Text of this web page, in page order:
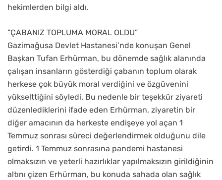
hekimlerden bilgi aldı.
“ÇABANIZ TOPLUMA MORAL OLDU”
Gazimağusa Devlet Hastanesi’nde konuşan Genel
Başkan Tufan Erhürman, bu dönemde sağlık alanında
çalışan insanların gösterdiği çabanın toplum olarak
herkese çok büyük moral verdiğini ve özgüvenini
yükselttiğini söyledi. Bu nedenle bir teşekkür ziyareti
düzenlediklerini ifade eden Erhürman, ziyaretin bir
diğer amacının da herkeste endişeye yol açan 1
Temmuz sonrası süreci değerlendirmek olduğunu dile
getirdi. 1 Temmuz sonrasına pandemi hastanesi
olmaksızın ve yeterli hazırlıklar yapılmaksızın girildiğinin
altını çizen Erhürman, bu konuda sahada olan sağlık